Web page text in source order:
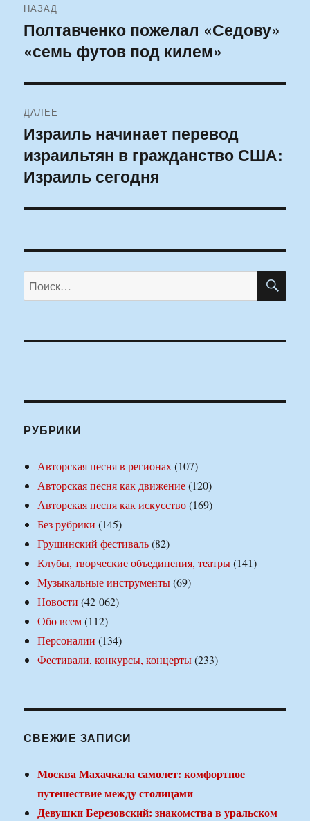
по
записям
НАЗАД
Предыдущая
запись:
Полтавченко пожелал «Седову»
«семь футов под килем»
ДАЛЕЕ
Следующая
запись:
Израиль начинает перевод
израильтян в гражданство США:
Израиль сегодня
Искать:
РУБРИКИ
Авторская песня в регионах(107)
Авторская песня как движение(120)
Авторская песня как искусство(169)
Без рубрики (145)
Грушинский фестиваль(82)
Клубы, творческие объединения, театры(141)
Музыкальные инструменты(69)
Новости (42 062)
Обо всем(112)
Персоналии (134)
Фестивали, конкурсы, концерты(233)
СВЕЖИЕ ЗАПИСИ
Москва Махачкала самолет: комфортное
путешествие между столицами
Девушки Березовский: знакомства в уральском